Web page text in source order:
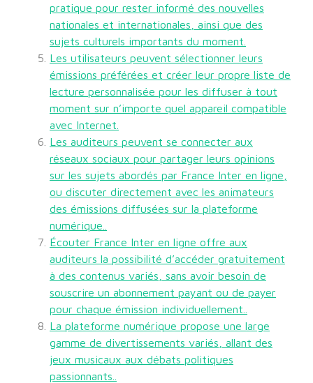
pratique pour rester informé des nouvelles
nationales et internationales, ainsi que des
sujets culturels importants du moment.
Les utilisateurs peuvent sélectionner leurs
émissions préférées et créer leur propre liste de
lecture personnalisée pour les diffuser à tout
moment sur n’importe quel appareil compatible
avec Internet.
Les auditeurs peuvent se connecter aux
réseaux sociaux pour partager leurs opinions
sur les sujets abordés par France Inter en ligne,
ou discuter directement avec les animateurs
des émissions diffusées sur la plateforme
numérique..
Écouter France Inter en ligne offre aux
auditeurs la possibilité d’accéder gratuitement
à des contenus variés, sans avoir besoin de
souscrire un abonnement payant ou de payer
pour chaque émission individuellement..
La plateforme numérique propose une large
gamme de divertissements variés, allant des
jeux musicaux aux débats politiques
passionnants..